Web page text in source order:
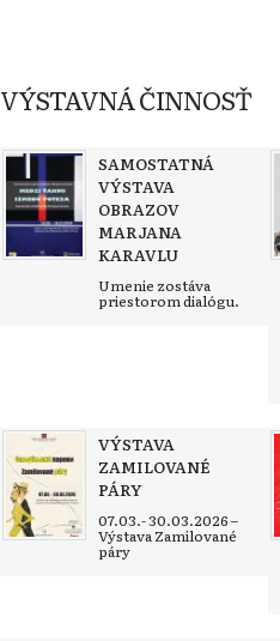
VÝSTAVNÁ ČINNOSŤ
SAMOSTATNÁ
VÝSTAVA
OBRAZOV
MARJANA
KARAVLU
Umenie zostáva
priestorom dialógu.
VÝSTAVA
ZAMILOVANÉ
PÁRY
07.03.- 30.03.2026 –
Výstava Zamilované
páry